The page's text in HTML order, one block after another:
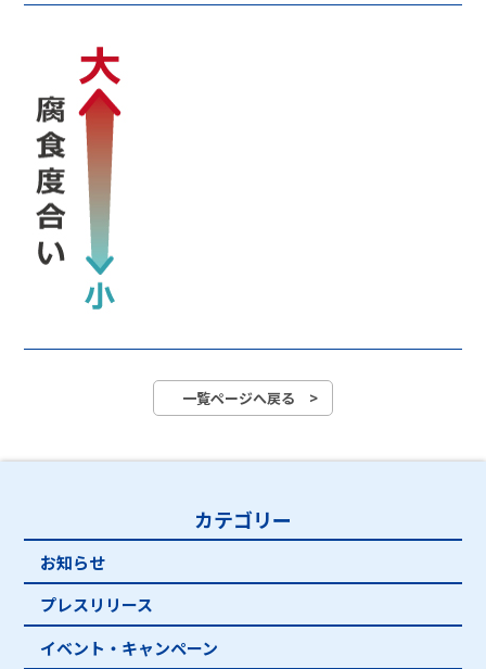
一覧ページへ戻る >
カテゴリー
お知らせ
プレスリリース
イベント・キャンペーン